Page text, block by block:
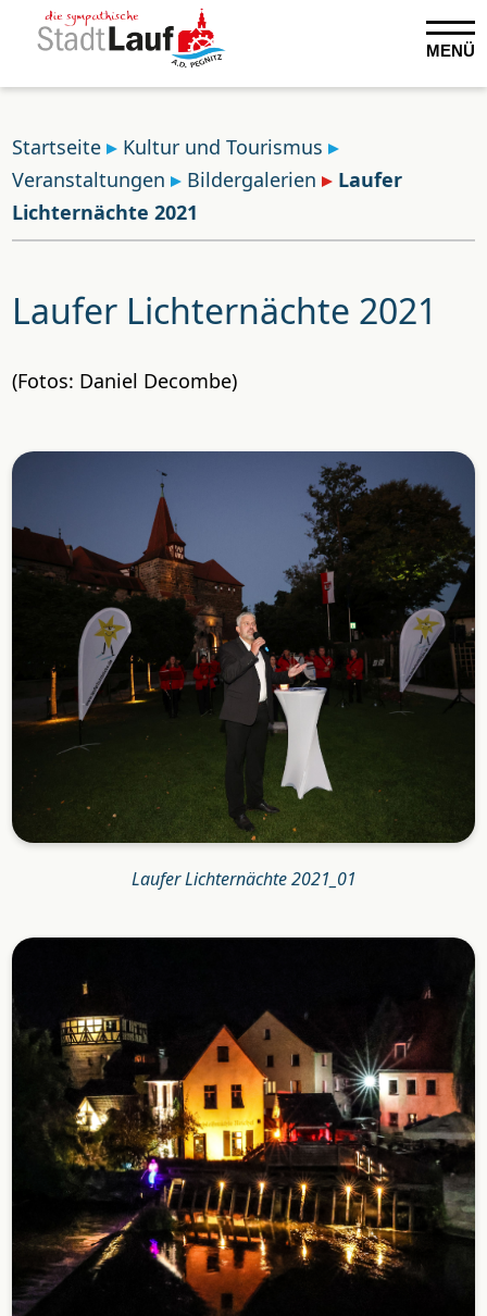
MENÜ
Startseite
Kultur und Tourismus
Veranstaltungen
Bildergalerien
Laufer
Lichternächte 2021
Laufer Lichternächte 2021
(Fotos: Daniel Decombe)
Laufer Lichternächte 2021_01